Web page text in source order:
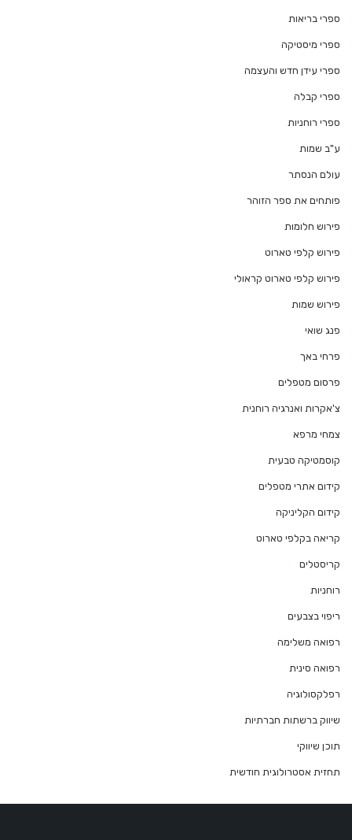
ספרי בריאות
ספרי מיסטיקה
ספרי עידן חדש והעצמה
ספרי קבלה
ספרי רוחניות
ע"ב שמות
עולם הנסתר
פותחים את ספר הזוהר
פירוש חלומות
פירוש קלפי טארוט
פירוש קלפי טארוט קראולי
פירוש שמות
פנג שואי
פרחי באך
פרסום מטפלים
צ'אקרות ואנרגיה רוחנית
צמחי מרפא
קוסמטיקה טבעית
קידום אתרי מטפלים
קידום הקליניקה
קריאה בקלפי טארוט
קריסטלים
רוחניות
ריפוי בצבעים
רפואה משלימה
רפואה סינית
רפלקסולוגיה
שיווק ברשתות חברתיות
תוכן שיווקי
תחזית אסטרולוגית חודשית